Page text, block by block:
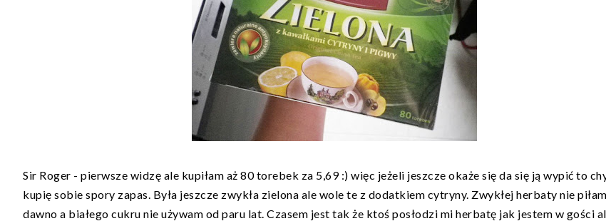
Sir Roger - pierwsze widzę ale kupiłam aż 80 torebek za 5,69 :) więc jeżeli jeszcze okaże się da się ją wypić to
kupię sobie spory zapas. Była jeszcze zwykła zielona ale wole te z dodatkiem cytryny. Zwykłej herbaty nie
dawno a białego cukru nie używam od paru lat. Czasem jest tak że ktoś posłodzi mi herbatę jak jestem w gości